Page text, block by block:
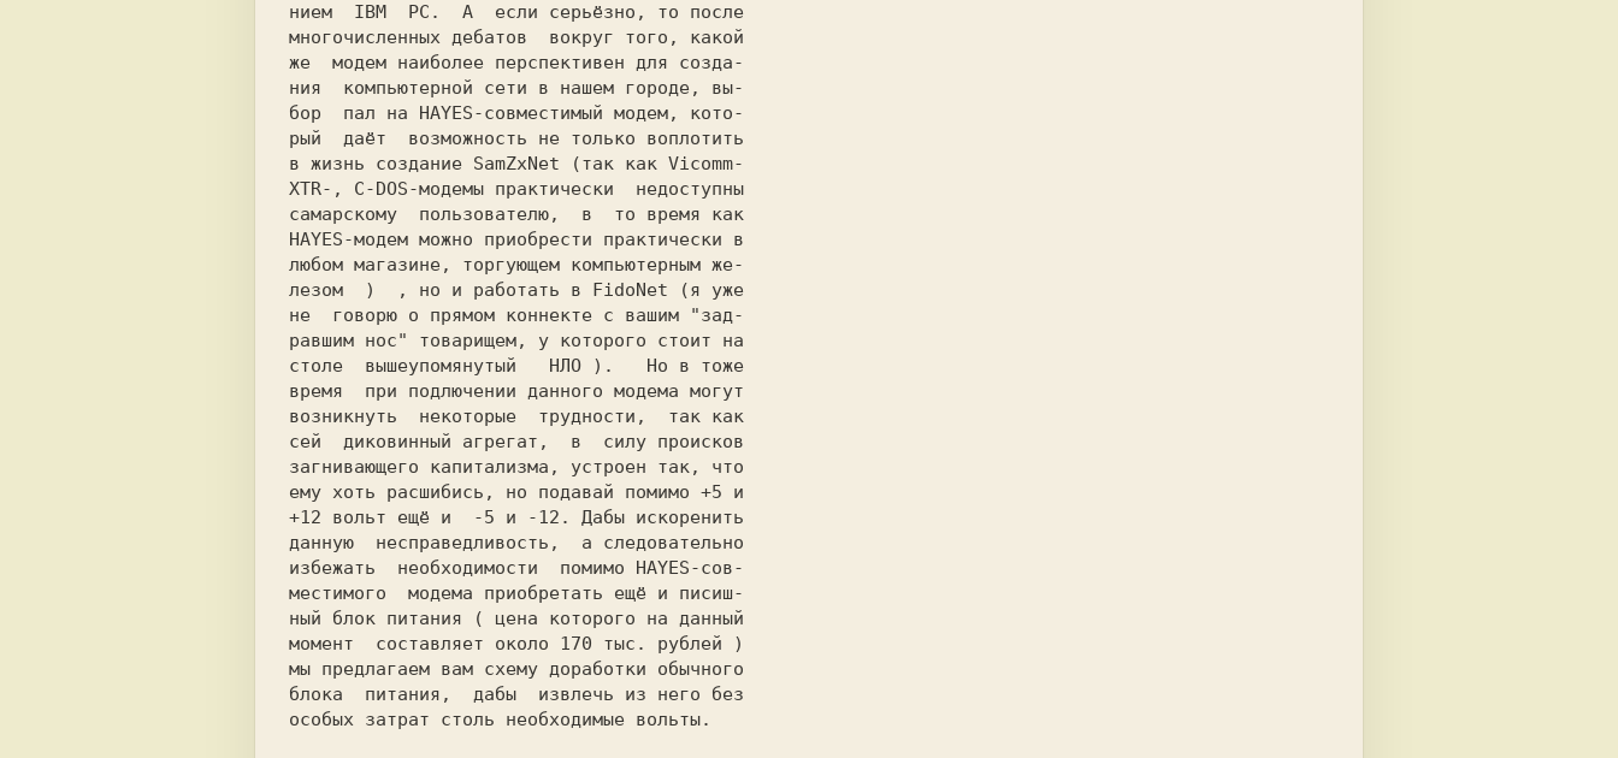
нием
IBM PC. А
если серьёзно, то после
многочисленных дебатов
вокруг того, какой
же
модем наиболее перспективен для созда-
ния  компьютерной сети в нашем городе, вы-
бор  пал на HAYES-
рый  даёт
возможность не только воплотить
в жизнь создание SamZxNet
(так как Vicomm-
XTR-, C-DOS-модемы практически
недоступны
самарскому
пользователю, в
HAYES-модем можно приобрести практически в
любом магазине, торгующем компьютерным же-
лезом
) , но и работать в FidoNet
(я уже
не
говорю о прямом коннекте с вашим "зад-
равшим нос" товарищем, у которого стоит на
столе
вышеупомянутый НЛО ).
Но в тоже
время
при подлючении данного модема могут
возникнуть
некоторые трудности,
так как
сей  диковинный агрегат,
в  силу происков
загнивающего капитализма, устроен так, что
ему хоть расшибись, но подавай помимо +5 и
+12 вольт ещё и -5 и -12. Дабы искоренить
данную
несправедливость,
а следовательно
избежать
необходимости  помимо HAYES-сов-
местимого
модема приобретать ещё и писиш-
ный блок питания ( цена которого на данный
момент
составляет около 170 тыс. рублей )
блока
питания,  дабы
извлечь из него без
особых затрат столь необходимые вольты.